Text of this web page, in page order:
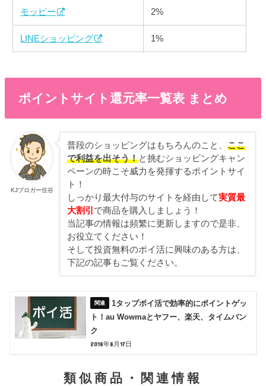
モッピー 2%
LINEショッピング 1%
ポイントサイト還元率一覧表 まとめ
KJブロガー住谷
普段のショッピングはもちろんのこと、 ここ
で利益を出そう！と挑むショッピングキャン
ペーンの時こそ威力を発揮するポイントサイ
ト！
しっかり最大付与のサイトを経由して実質最
大割引 で商品を購入しましょう！
当記事の情報は頻繁に更新しますので是非、
お役立てください！
そして投資無料のポイ活に興味のある方は、
下記の記事もご覧ください。
1タップポイ活で効率的にポイントゲッ
ト！au Wowmaとヤフー、楽天、タイムバン
ク
2018年8月17日
類似商品・関連情報